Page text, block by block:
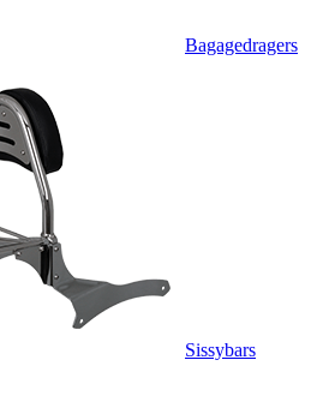
Bagagedragers
Sissybars